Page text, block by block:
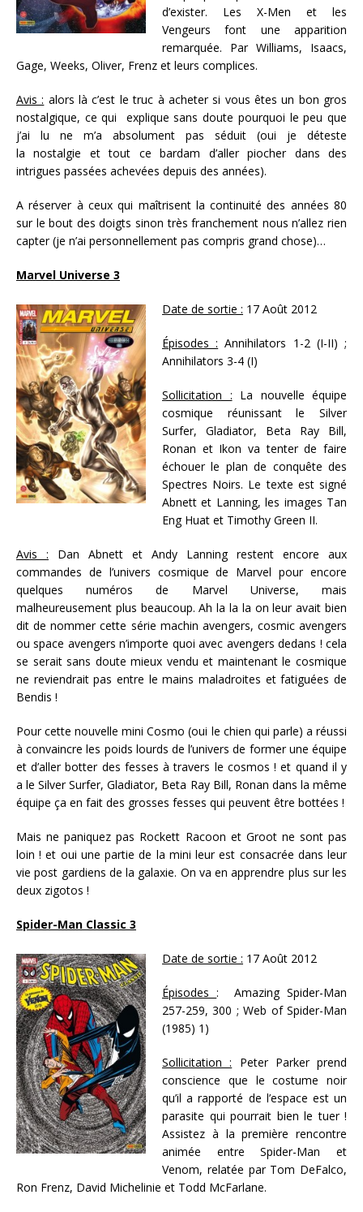
d’exister. Les X-Men et les
Vengeurs font une apparition
remarquée. Par Williams, Isaacs,
Gage, Weeks, Oliver, Frenz et leurs complices.
Avis : alors là c’est le truc à acheter si vous êtes un bon gros
nostalgique, ce qui explique sans doute pourquoi le peu que
j’ai lu ne m’a absolument pas séduit (oui je déteste
la nostalgie et tout ce bardam d’aller piocher dans des
intrigues passées achevées depuis des années).
A réserver à ceux qui maîtrisent la continuité des années 80
sur le bout des doigts sinon très franchement nous n’allez rien
capter (je n’ai personnellement pas compris grand chose)…
Marvel Universe 3
Date de sortie : 17 Août 2012
Épisodes : Annihilators 1-2 (I-II) ;
Annihilators 3-4 (I)
Sollicitation : La nouvelle équipe
cosmique réunissant le Silver
Surfer, Gladiator, Beta Ray Bill,
Ronan et Ikon va tenter de faire
échouer le plan de conquête des
Spectres Noirs. Le texte est signé
Abnett et Lanning, les images Tan
Eng Huat et Timothy Green II.
Avis : Dan Abnett et Andy Lanning restent encore aux
commandes de l’univers cosmique de Marvel pour encore
quelques numéros de Marvel Universe, mais
malheureusement plus beaucoup. Ah la la la on leur avait bien
dit de nommer cette série machin avengers, cosmic avengers
ou space avengers n’importe quoi avec avengers dedans ! cela
se serait sans doute mieux vendu et maintenant le cosmique
ne reviendrait pas entre le mains maladroites et fatiguées de
Bendis !
Pour cette nouvelle mini Cosmo (oui le chien qui parle) a réussi
à convaincre les poids lourds de l’univers de former une équipe
et d’aller botter des fesses à travers le cosmos ! et quand il y
a le Silver Surfer, Gladiator, Beta Ray Bill, Ronan dans la même
équipe ça en fait des grosses fesses qui peuvent être bottées !
Mais ne paniquez pas Rockett Racoon et Groot ne sont pas
loin ! et oui une partie de la mini leur est consacrée dans leur
vie post gardiens de la galaxie. On va en apprendre plus sur les
deux zigotos !
Spider-Man Classic 3
Date de sortie : 17 Août 2012
Épisodes: Amazing Spider-Man
257-259, 300 ; Web of Spider-Man
(1985) 1)
Sollicitation : Peter Parker prend
conscience que le costume noir
qu’il a rapporté de l’espace est un
parasite qui pourrait bien le tuer !
Assistez à la première rencontre
animée entre Spider-Man et
Venom, relatée par Tom DeFalco,
Ron Frenz, David Michelinie et Todd McFarlane.